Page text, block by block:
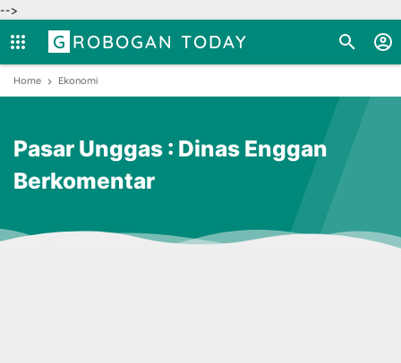
-->
GROBOGAN TODAY
Home Ekonomi
Pasar Unggas : Dinas Enggan
Berkomentar